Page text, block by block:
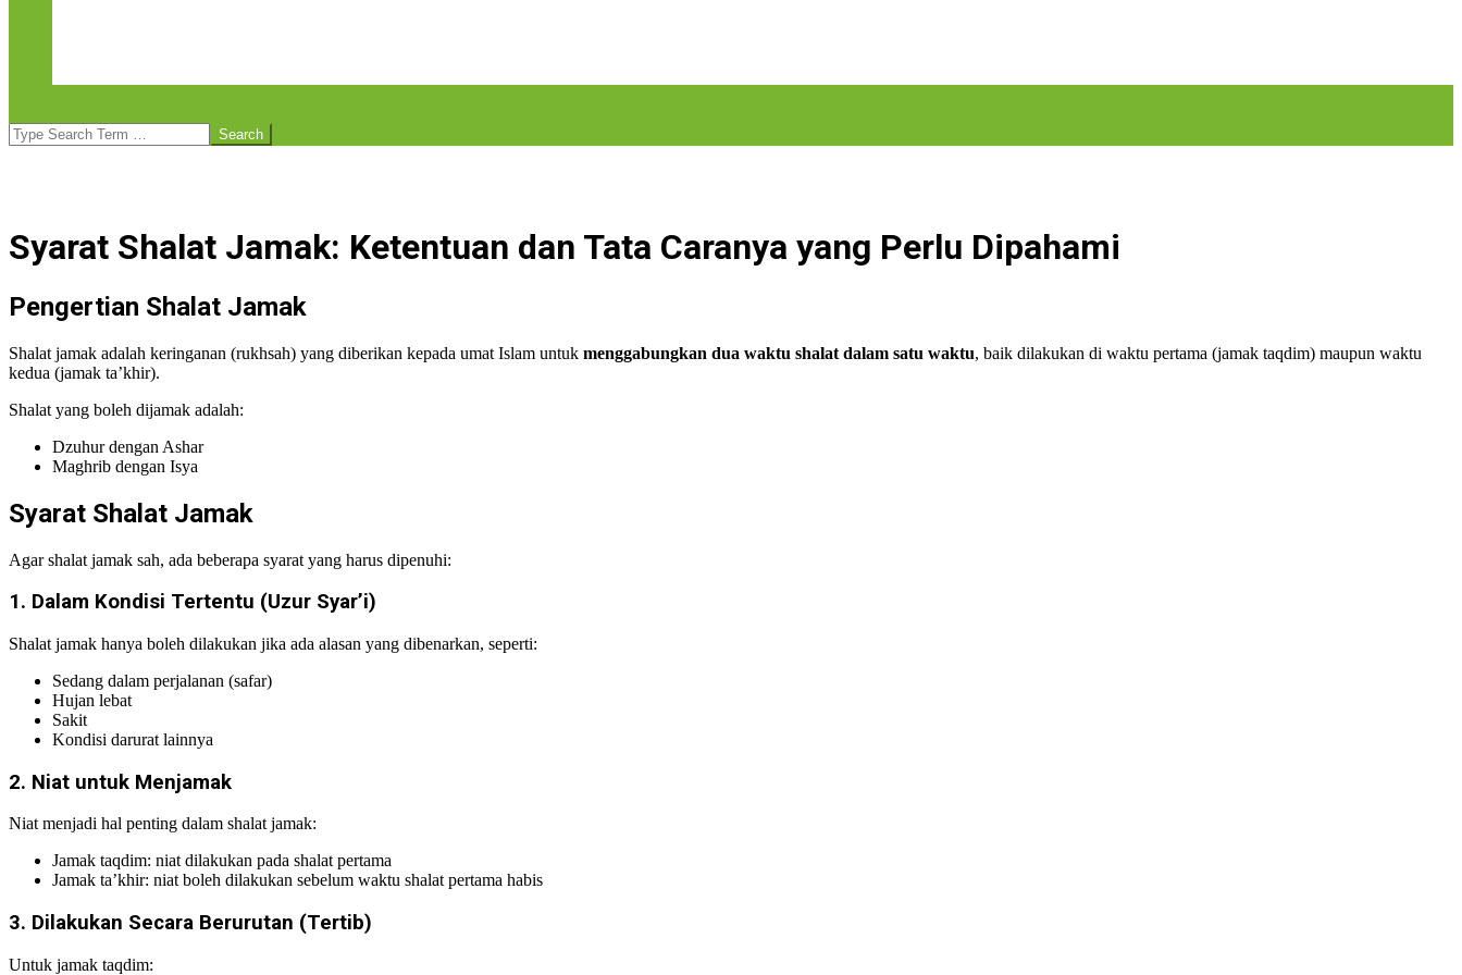
Search
Syarat Shalat Jamak: Ketentuan dan Tata Caranya yang Perlu Dipahami
Pengertian Shalat Jamak
Shalat jamak adalah keringanan (rukhsah) yang diberikan kepada umat Islam untuk menggabungkan dua waktu shalat dalam satu waktu, baik dilakukan di waktu pertama (jamak taqdim) maupun waktu
kedua (jamak ta’khir).
Shalat yang boleh dijamak adalah:
Dzuhur dengan Ashar
Maghrib dengan Isya
Syarat Shalat Jamak
Agar shalat jamak sah, ada beberapa syarat yang harus dipenuhi:
1. Dalam Kondisi Tertentu (Uzur Syar’i)
Shalat jamak hanya boleh dilakukan jika ada alasan yang dibenarkan, seperti:
Sedang dalam perjalanan (safar)
Hujan lebat
Sakit
Kondisi darurat lainnya
2. Niat untuk Menjamak
Niat menjadi hal penting dalam shalat jamak:
Jamak taqdim: niat dilakukan pada shalat pertama
Jamak ta’khir: niat boleh dilakukan sebelum waktu shalat pertama habis
3. Dilakukan Secara Berurutan (Tertib)
Untuk jamak taqdim: